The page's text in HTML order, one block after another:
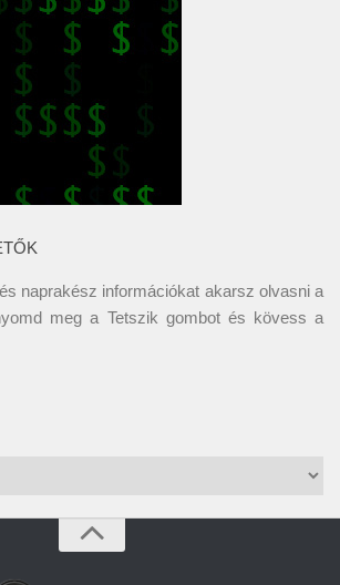
naprakész információkat akarsz olvasni a
meg a Tetszik gombot és kövess a